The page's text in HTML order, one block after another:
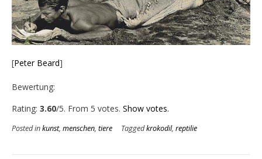
[Peter Beard]
Bewertung:
Rate this item:
Submit Rating
Rating: 3.60/5. From 5 votes. Show votes.
Posted inkunst, menschen, tiere Taggedkrokodil, reptilie